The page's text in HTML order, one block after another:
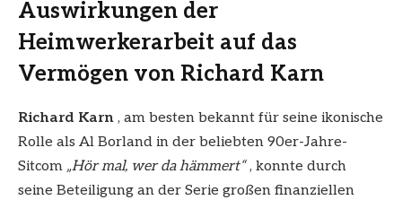
Auswirkungen der
Heimwerkerarbeit auf das
Vermögen von Richard Karn
Richard Karn , am besten bekannt für seine ikonische
Rolle als Al Borland in der beliebten 90er-Jahre-
Sitcom „Hör mal, wer da hämmert“, konnte durch
seine Beteiligung an der Serie großen finanziellen